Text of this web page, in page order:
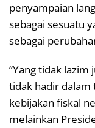
penyampaian
sebagai sesuatu
sebagai
“Yang tidak lazim
tidak hadir dalam
kebijakan fiskal
melainkan